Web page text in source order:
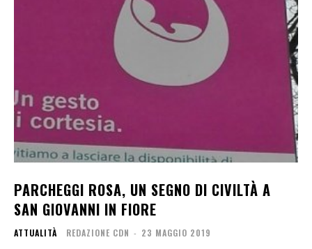
PARCHEGGI ROSA, UN SEGNO DI CIVILTÀ A
SAN GIOVANNI IN FIORE
ATTUALITÀ REDAZIONE CDN - 23 MAGGIO 2019